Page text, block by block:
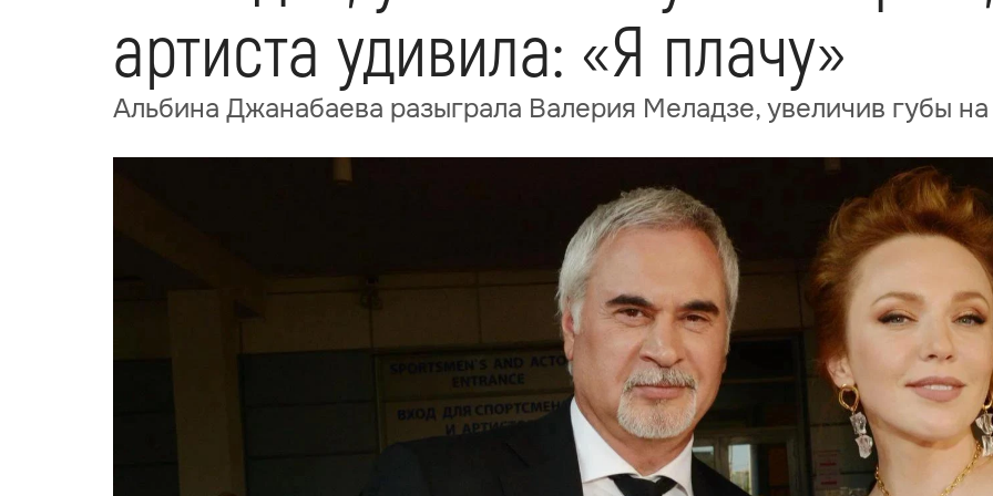
артиста удивила: «Я плачу»
Альбина Джанабаева разыграла Валерия Меладзе, увеличив губы